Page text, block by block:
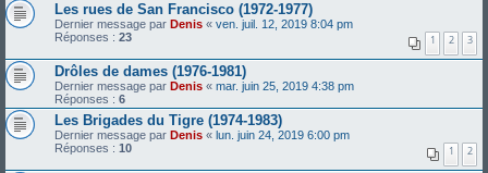
Les rues de San Francisco (1972-1977)
Dernier message par Denis « ven. juil. 12, 2019 8:04 pm
Réponses : 23 1 2 3
Drôles de dames (1976-1981)
Dernier message par Denis « mar. juin 25, 2019 4:38 pm
Réponses : 6
Les Brigades du Tigre (1974-1983)
Dernier message par Denis « lun. juin 24, 2019 6:00 pm
Réponses : 10 1 2